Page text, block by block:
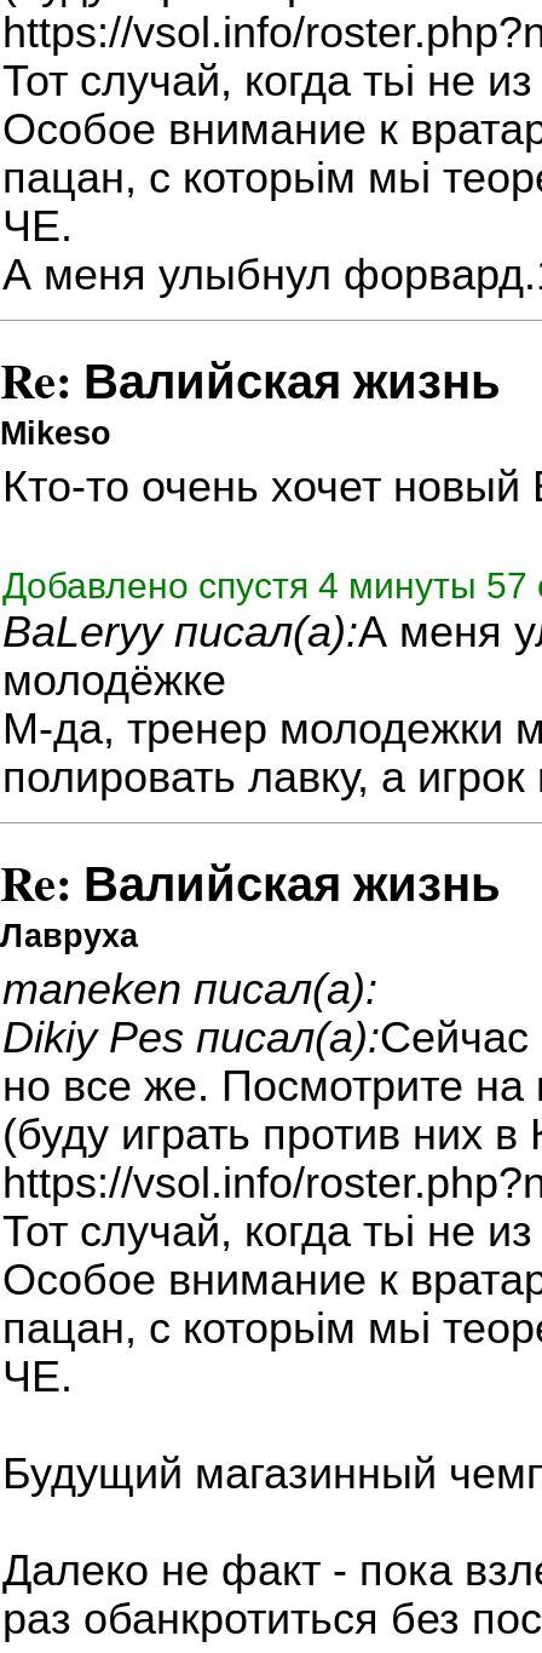
https://vsol.info/
Тот случай, когда тьі не
Особое внимание к
пацан, с которьім мьі
ЧЕ.
А меня улыбнул
Re: Валийская жизнь
Mikeso
Кто-то очень хочет новый
Добавлено спустя 4 минуты 57
ВаLeryy писал(а):А меня
молодёжке
М-да, тренер молодежки
полировать лавку, а
Re: Валийская жизнь
Лавруха
maneken писал(а):
Dikiy Pes писал(а):
но все же. Посмотрите на
(буду играть против них в
https://vsol.info/
Тот случай, когда тьі не
Особое внимание к
пацан, с которьім мьі
ЧЕ.
Будущий магазинный
Далеко не факт - пока
раз обанкротиться без